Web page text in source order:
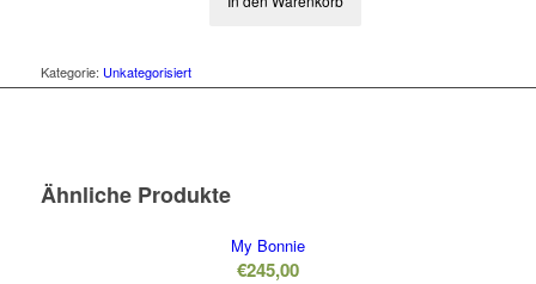
Kategorie: Unkategorisiert
Ähnliche Produkte
My Bonnie
€245,00